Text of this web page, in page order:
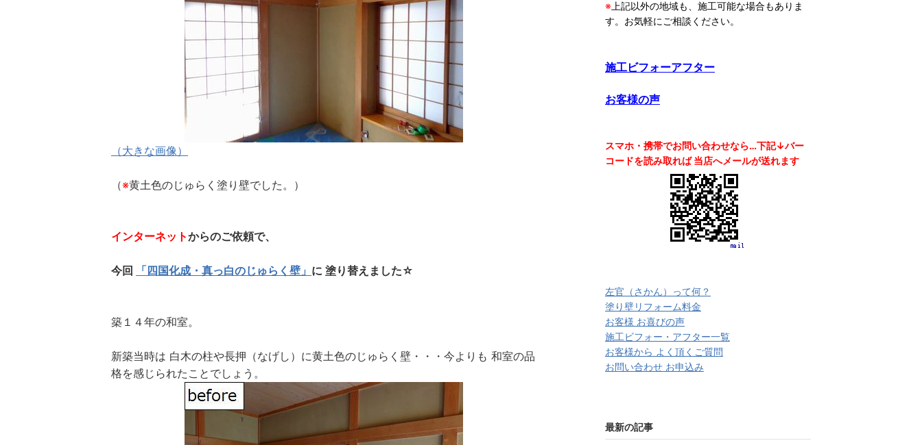
（大きな画像）
（※黄土色のじゅらく塗り壁でした。）
インターネットからのご依頼で、
今回 「四国化成・真っ白のじゅらく壁」 に 塗り替えました☆
築１４年の和室。
新築当時は 白木の柱や長押（なげし）に黄土色のじゅらく壁・・・今よりも 和室の品
格を感じられたことでしょう。
※ 上記以外の地域も、施工可能な場合もありま
す。お気軽にご相談ください。
施工ビフォーアフター
お客様の声
スマホ・携帯でお問い合わせなら…下記↓バー
コードを読み取れば 当店へメールが送れます
左官（さかん）って何？
塗り壁リフォーム料金
お客様 お喜びの声
施工ビフォー・アフター一覧
お客様から よく頂くご質問
お問い合わせ お申込み
最新の記事